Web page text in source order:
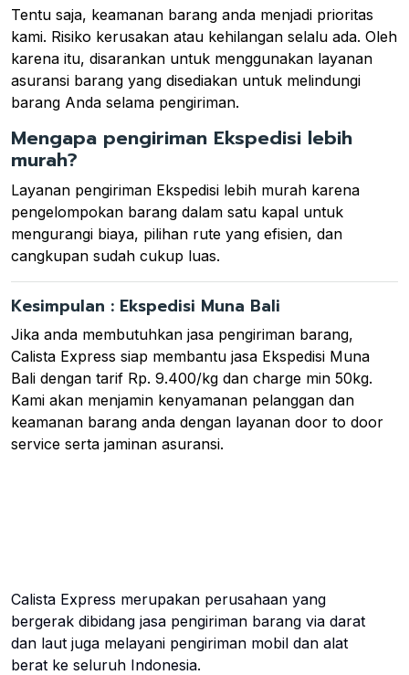
Tentu saja, keamanan barang anda menjadi prioritas
kami. Risiko kerusakan atau kehilangan selalu ada. Oleh
karena itu, disarankan untuk menggunakan layanan
asuransi barang yang disediakan untuk melindungi
barang Anda selama pengiriman.
Mengapa pengiriman Ekspedisi lebih
murah?
Layanan pengiriman Ekspedisi lebih murah karena
pengelompokan barang dalam satu kapal untuk
mengurangi biaya, pilihan rute yang efisien, dan
cangkupan sudah cukup luas.
Kesimpulan : Ekspedisi Muna Bali
Jika anda membutuhkan jasa pengiriman barang,
Calista Express siap membantu jasa Ekspedisi Muna
Bali dengan tarif Rp. 9.400/kg dan charge min 50kg.
Kami akan menjamin kenyamanan pelanggan dan
keamanan barang anda dengan layanan door to door
service serta jaminan asuransi.
Calista Express merupakan perusahaan yang
bergerak dibidang jasa pengiriman barang via darat
dan laut juga melayani pengiriman mobil dan alat
berat ke seluruh Indonesia.